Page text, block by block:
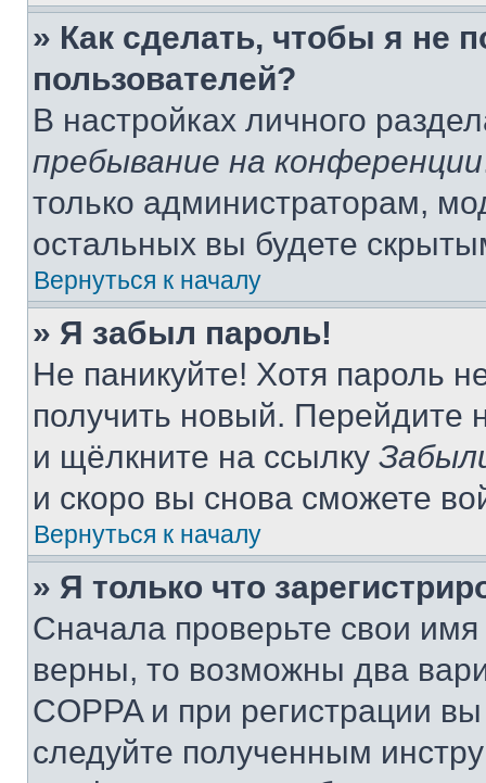
» Как сделать, чтобы я не
пользователей?
В настройках личного
пребывание на конференции
только администраторам,
остальных вы будете
Вернуться к началу
» Я забыл пароль!
Не паникуйте! Хотя пароль
получить новый. Перейдите
и щёлкните на ссылку
и скоро вы снова сможете
Вернуться к началу
» Я только что
Сначала проверьте свои
верны, то возможны два
COPPA и при регистрации
следуйте полученным